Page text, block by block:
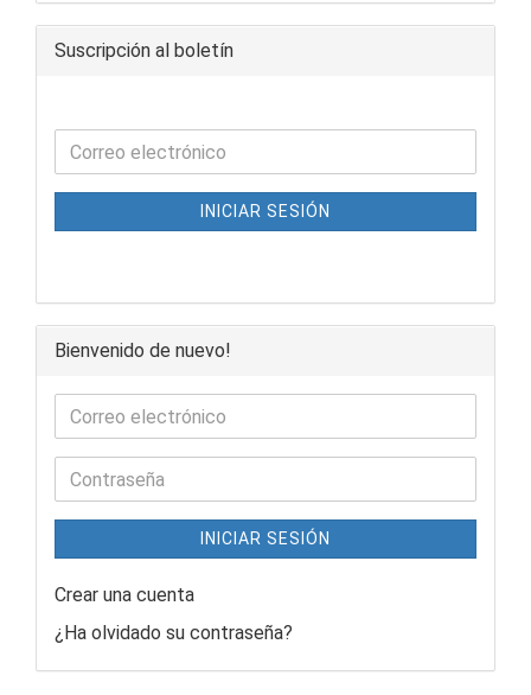
Suscripción al boletín
INICIAR SESIÓN
Bienvenido de nuevo!
INICIAR SESIÓN
Crear una cuenta
¿Ha olvidado su contraseña?